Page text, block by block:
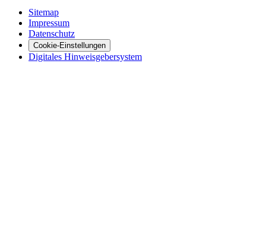
Sitemap
Impressum
Datenschutz
Cookie-Einstellungen
Digitales Hinweisgebersystem